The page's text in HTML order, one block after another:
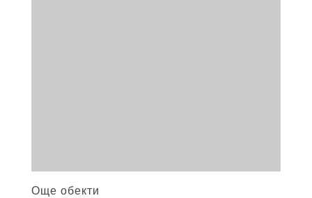
Още обекти